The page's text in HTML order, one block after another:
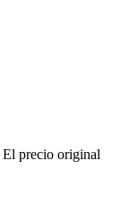
El precio original